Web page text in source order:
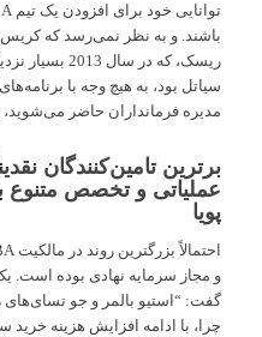
باشند. و به نظر نمی‌رسد که
ریسک، که در سال
سیاتل بود، به هیچ وجه با
مدیره فرمانداران حاضر می‌شوید،
برترین تامین‌کنندگان
عملیاتی و تخصص متنوع
پویا
گفت: “استیو بالمر و جو تسای‌های